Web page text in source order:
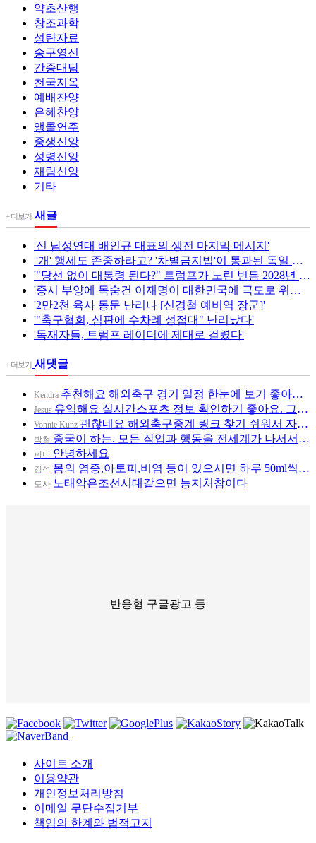
약초산행
창조과학
성탄자료
송구영신
간증대담
천국지옥
예배찬양
은혜찬양
앵콜연주
중생신앙
성령신앙
재림신앙
기타
+ 더보기 새글
'신 남성연대 배인규 대표의 생전 마지막 메시지'
''개' 행세도 존중하라고? '차별금지법'이 통과된 독일 베를린의 실제상황. "
'"당선 없이 대통령 된다?" 트럼프가 노린 빈틈 2028년 대선판 흔들리나 | 2부(426회)'
'증시 부양에 목숨건 이재명이 대한민국에 극도로 위험한 이유 - 이준우의 이슈있슈 [이것이 뉴스다]'
'2만2천 육사 동문 난리나 [신경철 예비역 장군]'
'"축구협회, 심판에 수차례 성접대" 난리났다'
'독재자들, 트럼프 레이더에 제대로 걸렸다'
+ 더보기 새댓글
Kendra 추천해요 해외축구 경기 일정 한눈에 보기 좋아요. 그나저나 무료중계라도 저작권 지켜야죠. 앞으로도 좋은 정보…
Jesus 유익해요 실시간스포츠 정보 확인하기 좋아요. 그래도 해외축구 경기 볼 때 정식 스트리밍 서비스 이용해요. 좋…
Vonnie Kunz 괜찮네요 해외축구중계 링크 찾기 쉬워서 자주 와요. 그리고 스포츠중계는 합법적인 경로로만 시청하려 해요. 다…
박철 중국이 하는. 모든 작업과 행동을 전세계가 나서서 감시해야 한다~~!!! 이미 정부차원에선 그런 감시를 하고…
피터 안녕하세요
김석 몸의 염증,아토피,비염 등이 있으시면 하루 50ml씩 두번드시고 미스트 용기에 담아 수시로 뿌리세오! ▶카카…
도사 노태악은조선시대같으면 능지처참이다
반응형 구글광고 등
사이트 소개
이용약관
개인정보처리방침
이메일 무단수집거부
책임의 한계와 법적고지